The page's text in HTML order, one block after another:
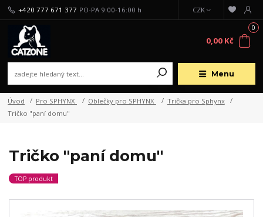
Menu
CZK
+420 777 671 377 PO-PA 9:00-16:00 h
0
0,00 Kč
Úvod Pro SPHYNX Oblečky pro SPHYNX
Trička pro Sphynx
Tričko "paní domu"
Tričko "paní domu"
TOP produkt